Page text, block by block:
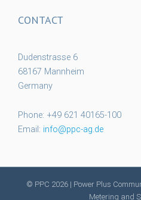
CONTACT
Dudenstrasse 6
68167 Mannheim
Germany
Phone: +49 621 40165-100
Email: info@ppc-ag.de
© PPC 2026 | Power Plus
Metering and